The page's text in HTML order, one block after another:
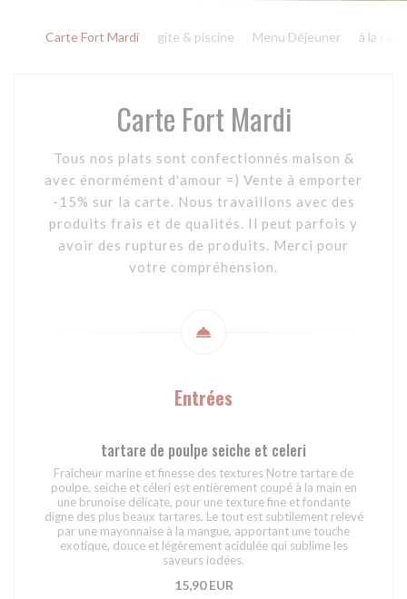
Carte Fort Mardi gite & piscine Menu Déjeuner à la
Carte Fort Mardi
Tous nos plats sont confectionnés maison &
avec énormément d'amour =) Vente à emporter
-15% sur la carte. Nous travaillons avec des
produits frais et de qualités. Il peut parfois y
avoir des ruptures de produits. Merci pour
votre compréhension.
Entrées
tartare de poulpe seiche et celeri
Fraîcheur marine et finesse des textures Notre tartare de
poulpe, seiche et céleri est entièrement coupé à la main en
une brunoise délicate, pour une texture fine et fondante
digne des plus beaux tartares. Le tout est subtilement relevé
par une mayonnaise à la mangue, apportant une touche
exotique, douce et légèrement acidulée qui sublime les
saveurs iodées.
15,90 EUR